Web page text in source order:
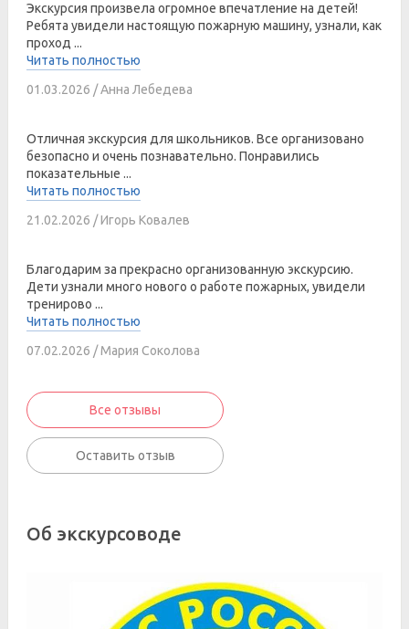
Экскурсия произвела огромное впечатление на детей!
Ребята увидели настоящую пожарную машину, узнали, как
проход ...
Читать полностью
01.03.2026 / Анна Лебедева
Отличная экскурсия для школьников. Все организовано
безопасно и очень познавательно. Понравились
показательные ...
Читать полностью
21.02.2026 / Игорь Ковалев
Благодарим за прекрасно организованную экскурсию.
Дети узнали много нового о работе пожарных, увидели
тренирово ...
Читать полностью
07.02.2026 / Мария Соколова
Все отзывы
Оставить отзыв
Об экскурсоводе